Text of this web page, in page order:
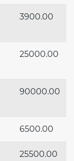
3900.00
25000.00
90000.00
6500.00
25500.00